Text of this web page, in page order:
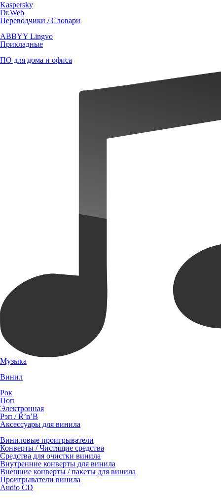
Kaspersky
Dr.Web
Переводчики / Словари
ABBYY Lingvo
Прикладные
ПО для дома и офиса
Музыка
Винил
Рок
Поп
Электронная
Рэп / R’n’B
Аксессуары для винила
Виниловые проигрыватели
Конверты / Чистящие средства
Средства для очистки винила
Внутренние конверты для винила
Внешние конверты / пакеты для винила
Проигрыватели винила
Audio CD